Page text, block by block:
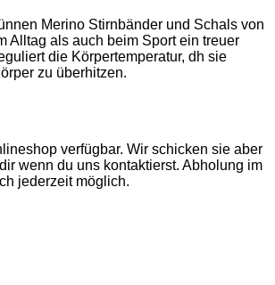
Merino Stirnbänder und Schals von
Alltag als auch beim Sport ein treuer
die Körpertemperatur, dh sie
zu überhitzen.
verfügbar. Wir schicken sie aber
wenn du uns kontaktierst. Abholung im
jederzeit möglich.